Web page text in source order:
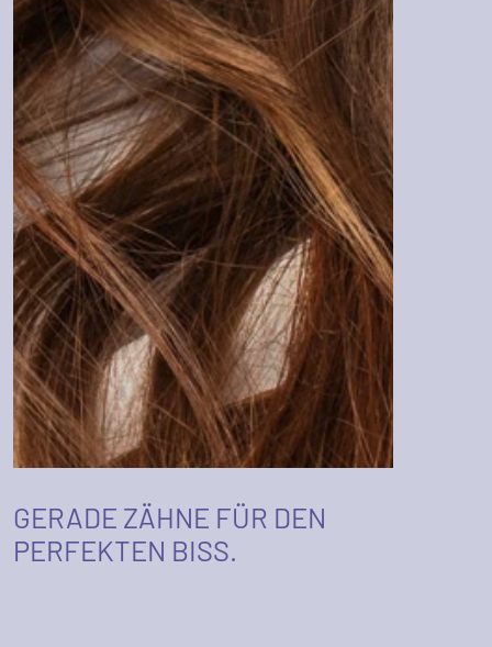
GERADE ZÄHNE FÜR DEN
PERFEKTEN BISS.